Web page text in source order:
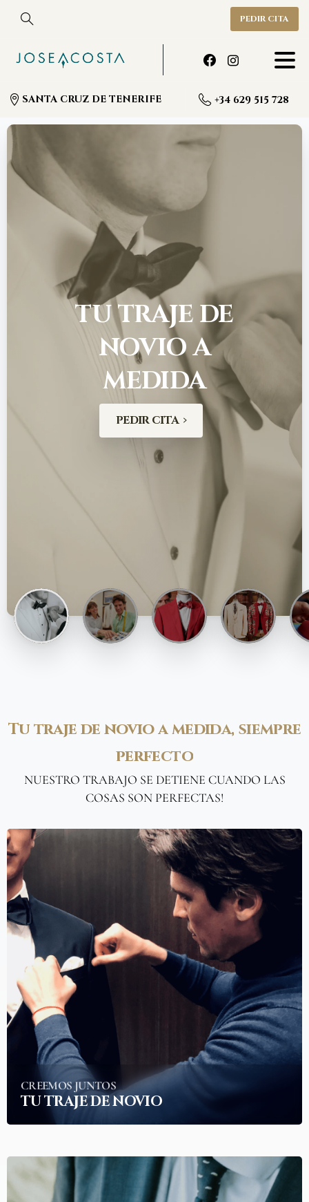
PEDIR CITA
SANTA CRUZ DE TENERIFE +34 629 515 728
TUTRAJE DE
NOVIOA
MEDIDA
PEDIR CITA
Tutrajedenovioamedida, siempre
perfecto
NUESTRO TRABAJO SE DETIENE CUANDO LAS
COSAS SON PERFECTAS!
CREEMOS JUNTOS
TU TRAJE DE NOVIO